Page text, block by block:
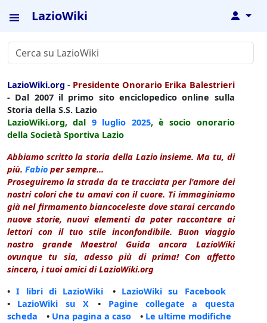
LazioWiki ↓
LazioWiki.org - Presidente Onorario Erika Balestrieri
- Dal 2007 il primo sito enciclopedico online sulla
Storia della S.S. Lazio
LazioWiki.org, dal 9 luglio 2025, è socio onorario
della Società Sportiva Lazio
Abbiamo scritto la storia della Lazio insieme. Ma tu, di
più. Fabio per sempre...
Proseguiremo la strada da te tracciata per l'amore dei
nostri colori che tu amavi con il cuore. Ti immaginiamo
già nel firmamento biancoceleste dove starai cercando
nuove storie, nuovi elementi da poter raccontare ai
lettori con il tuo stile inconfondibile. Buon viaggio
nostro grande Maestro! Guida ancora LazioWiki
ovunque tu sia, adesso più di prima! Con affetto
sincero, i tuoi amici di LazioWiki.org
•I libri di LazioWiki • LazioWiki su Facebook
• LazioWiki su X • Pagine collegate a questa
scheda • Una pagina a caso • Le ultime modifiche